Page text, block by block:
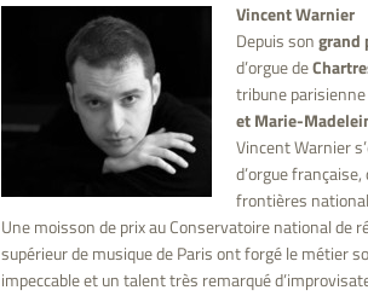
Vincent Warnier
Depuis songrand
d’orgue de
tribune
et Marie-
Vincent Warnier
d’orgue
frontières
Une moisson de prix au Conservatoire national de
supérieur de musique de Paris ont forgé le métier
impeccable et un talent très remarqué